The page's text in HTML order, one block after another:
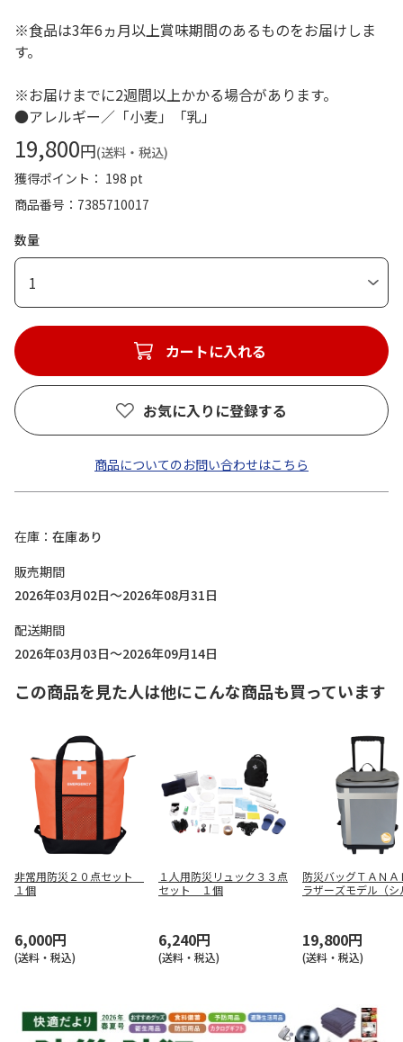
※食品は3年6ヵ月以上賞味期間のあるものをお届けしま
す。
※お届けまでに2週間以上かかる場合があります。
●アレルギー／「小麦」「乳」
19,800円(送料・税込)
獲得ポイント： 198 pt
商品番号
7385710017
数量
1
カートに入れる
お気に入りに登録する
商品についてのお問い合わせはこちら
在庫
在庫あり
販売期間
2026年03月02日～2026年08月31日
配送期間
2026年03月03日～2026年09月14日
この商品を見た人は他にこんな商品も買っています
非常用防災２０点セット
１個
6,000円
(送料・税込)
１人用防災リュック３３点
セット １個
6,240円
(送料・税込)
防災バッグＴＡＮＡ
ラザーズモデル（シ
19,800円
(送料・税込)